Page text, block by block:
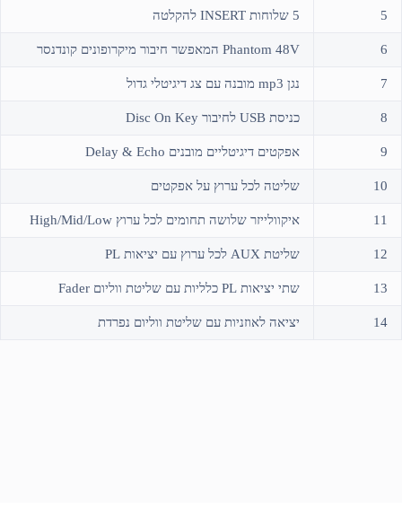
5 5 שלוחות INSERT להקלטה
6 Phantom 48V המאפשר חיבור מיקרופונים קונדנסר
7 נגן mp3 מובנה עם צג דיגיטלי גדול
8 כניסת USB לחיבור Disc On Key
9 אפקטים דיגיטליים מובנים Delay & Echo
10 שליטה לכל ערוץ על אפקטים
11 איקוולייזר שלושה תחומים לכל ערוץ High/Mid/Low
12 שליטת AUX לכל ערוץ עם יציאות PL
13 שתי יציאות PL כלליות עם שליטת ווליום Fader
14 יציאה לאוזניות עם שליטת ווליום נפרדת